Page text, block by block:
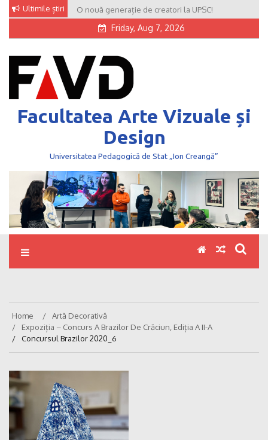
Skip
content
Ultimile știri O nouă generație de creatori la UPSC!
Friday, Aug 7, 2026
Facultatea Arte Vizuale și
Design
Universitatea Pedagogică de Stat „Ion Creangă”
Home
Artă Decorativă
Expoziția – Concurs A Brazilor De Crăciun, Ediția A II-A
Concursul Brazilor 2020_6